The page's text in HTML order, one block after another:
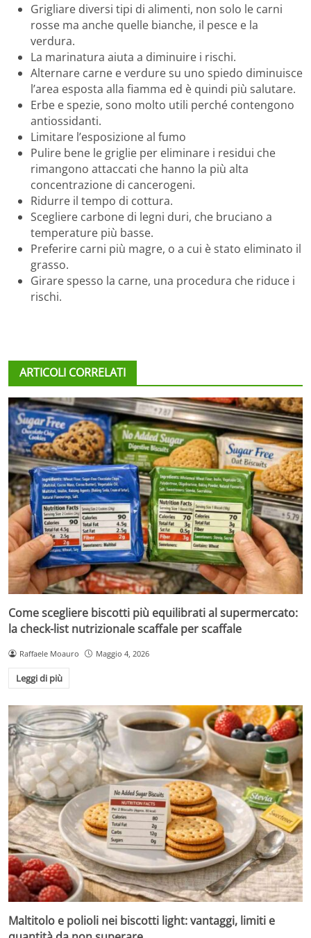
Grigliare diversi tipi di alimenti, non solo le carni
rosse ma anche quelle bianche, il pesce e la
verdura.
La marinatura aiuta a diminuire i rischi.
Alternare carne e verdure su uno spiedo diminuisce
l’area esposta alla fiamma ed è quindi più salutare.
Erbe e spezie, sono molto utili perché contengono
antiossidanti.
Limitare l’esposizione al fumo
Pulire bene le griglie per eliminare i residui che
rimangono attaccati che hanno la più alta
concentrazione di cancerogeni.
Ridurre il tempo di cottura.
Scegliere carbone di legni duri, che bruciano a
temperature più basse.
Preferire carni più magre, o a cui è stato eliminato il
grasso.
Girare spesso la carne, una procedura che riduce i
rischi.
ARTICOLI CORRELATI
Come scegliere biscotti più equilibrati al supermercato:
la check-list nutrizionale scaffale per scaffale
Raffaele Moauro Maggio 4, 2026
Leggi di più
Maltitolo e polioli nei biscotti light: vantaggi, limiti e